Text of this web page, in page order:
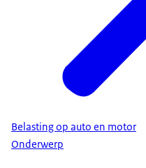
Belasting op auto en motor
Onderwerp